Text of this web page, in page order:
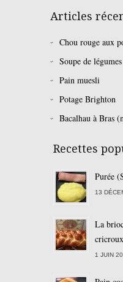
Articles
Chou rouge aux
Soupe de
Pain muesli
Potage Brighton
Bacalhau à Bras
Recettes
Purée
13
La
cricroux
1 JUIN